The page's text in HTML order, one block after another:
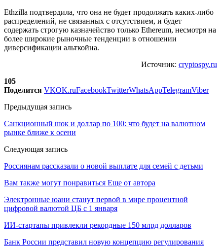
Ethzilla подтвердила, что она не будет продолжать каких-либо
распределений, не связанных с отсутствием, и будет
содержать строгую казначейство только Ethereum, несмотря на
более широкие рыночные тенденции в отношении
диверсификации альткойна.
Источник: cryptospy.ru
105
Поделится VKOK.ruFacebookTwitterWhatsAppTelegramViber
Предыдущая запись
Санкционный шок и доллар по 100: что будет на валютном
рынке ближе к осени
Следующая запись
Россиянам рассказали о новой выплате для семей с детьми
Вам также могут понравиться Еще от автора
Электронные юани станут первой в мире процентной
цифровой валютой ЦБ с 1 января
ИИ-стартапы привлекли рекордные 150 млрд долларов
Банк России представил новую концепцию регулирования